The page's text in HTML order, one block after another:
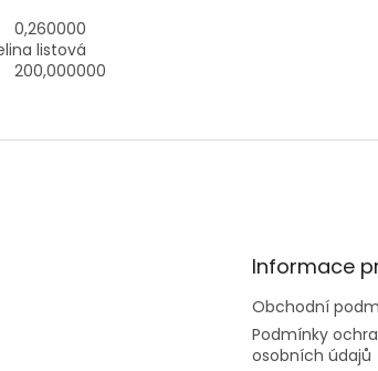
0,260000
listová
200,000000
Informace
Obchodní
Podmínky
osobních údajů